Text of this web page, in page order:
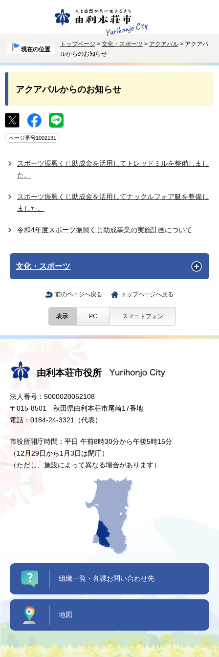
現在の位置
トップページ > 文化・スポーツ > アクアパル > アクアパ
ルからのお知らせ
アクアパルからのお知らせ
ページ番号1002131
スポーツ振興くじ助成金を活用してトレッドミルを整備しまし
た。
スポーツ振興くじ助成金を活用してナックルフォア艇を整備し
ました。
令和4年度スポーツ振興くじ助成事業の実施計画について
文化・スポーツ
前のページへ戻る トップページへ戻る
表示 PC スマートフォン
由利本荘市役所
法人番号：5000020052108
〒015-8501 秋田県由利本荘市尾崎17番地
電話：0184-24-3321（代表）
市役所開庁時間：平日 午前8時30分から午後5時15分
（12月29日から1月3日は閉庁）
（ただし、施設によって異なる場合があります）
組織一覧・各課お問い合わせ先
地図